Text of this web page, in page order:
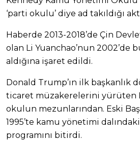
‘parti okulu’ diye ad takıldığı
Haberde 2013-2018’de Çin Devlet
olan Li Yuanchao’nun 2002’de
aldığına işaret edildi.
Donald Trump’ın ilk başkanlık
ticaret müzakerelerini yürüten
okulun mezunlarından. Eski
1995’te kamu yönetimi
programını bitirdi.